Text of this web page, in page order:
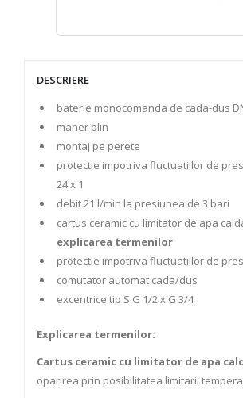
DESCRIERE
baterie monocomanda de cada-dus
maner plin
montaj pe perete
protectie impotriva fluctuatiilor de
24 x 1
debit 21 l/min la presiunea de 3 bari
cartus ceramic cu limitator de apa
explicarea termenilor
protectie impotriva fluctuatiilor de
comutator automat cada/dus
excentrice tip S G 1/2 x G 3/4
Explicarea termenilor:
Cartus ceramic cu limitator de apa
oparirea prin posibilitatea limitarii